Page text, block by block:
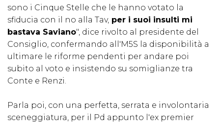
sono i Cinque Stelle che le hanno votato la
sfiducia con il no alla Tav, per i suoi insulti mi
bastava Saviano", dice rivolto al presidente del
Consiglio, confermando all'M5S la disponibilità a
ultimare le riforme pendenti per andare poi
subito al voto e insistendo su somiglianze tra
Conte e Renzi.
Parla poi, con una perfetta, serrata e involontaria
sceneggiatura, per il Pd appunto l'ex premier